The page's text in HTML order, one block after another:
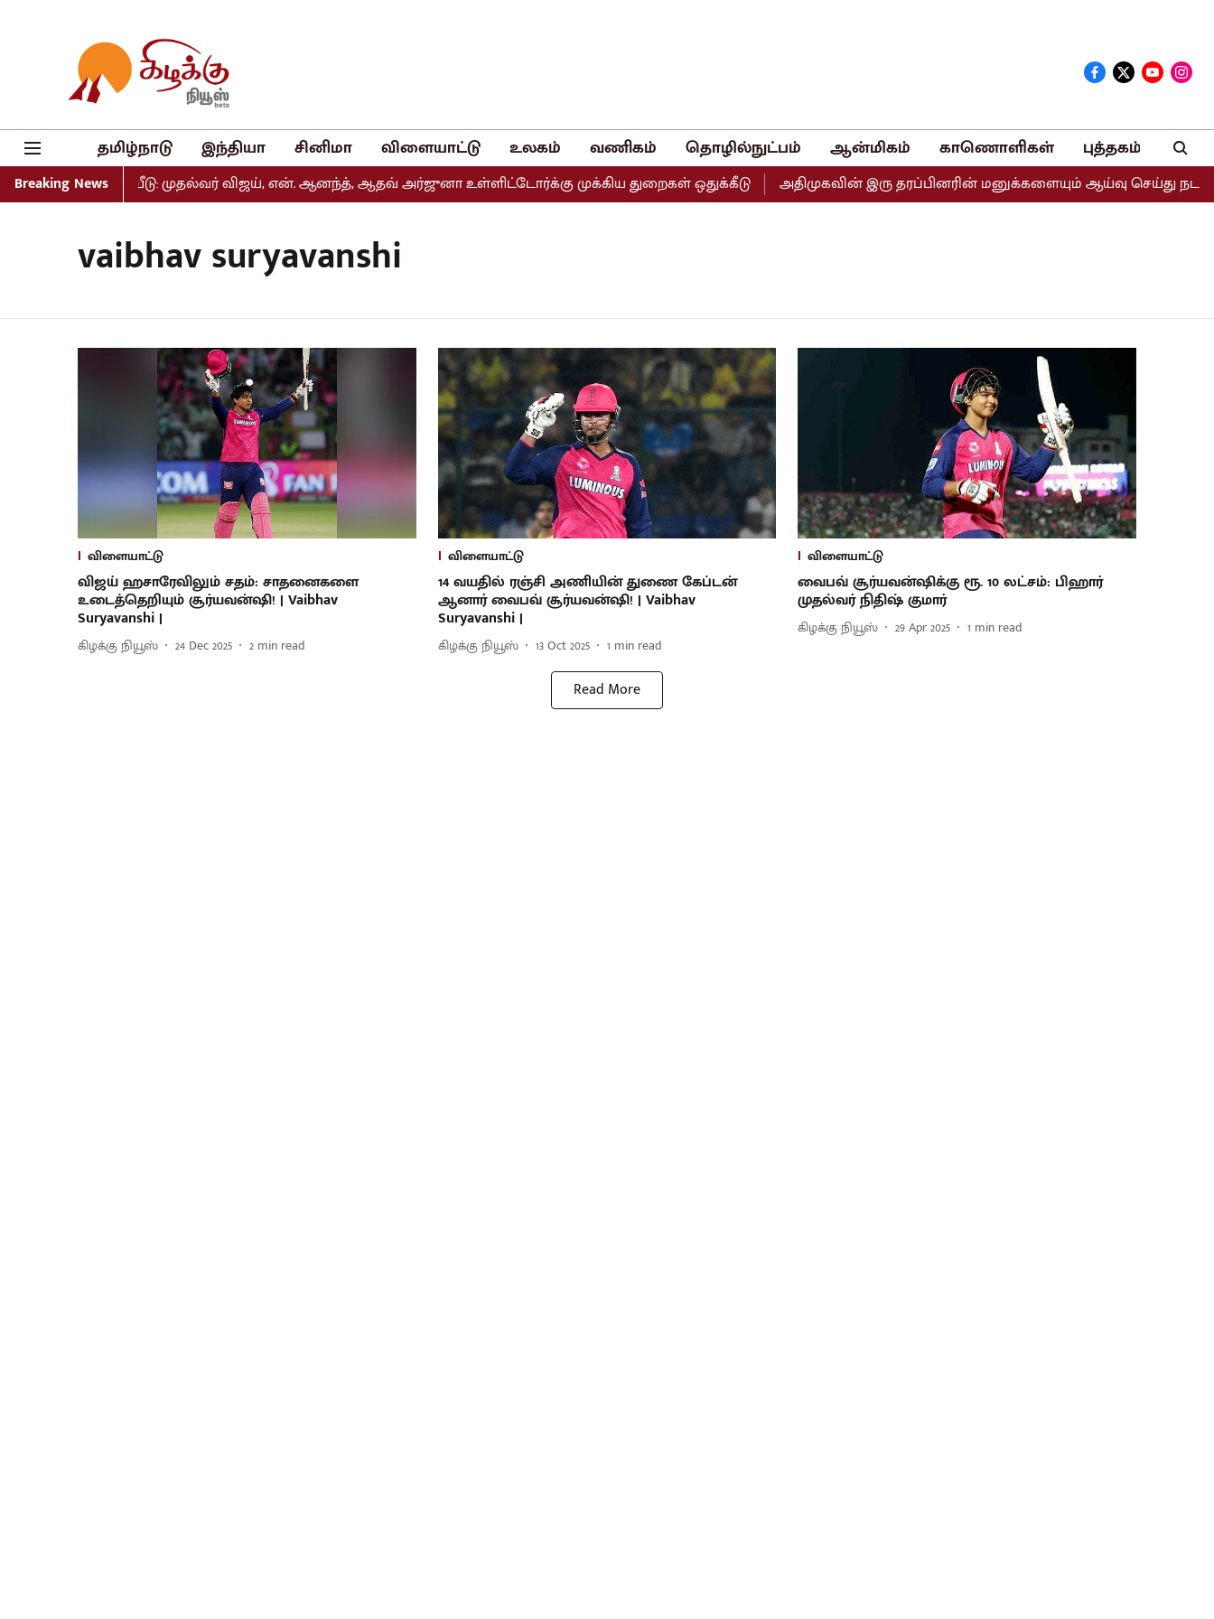
தமிழ்நாடு இந்தியா சினிமா விளையாட்டு உலகம் வணிகம் தொழில்நுட்பம் ஆன்மிகம் காணொளிகள் புத்தகம்
Breaking Newsவெளியீடு: முதல்வர் விஜய், என். ஆனந்த், ஆதவ் அர்ஜுனா உள்ளிட்டோர்க்கு முக்கிய துறைகள் ஒதுக்கீடு அதிமுகவின் இரு தரப்பினரின் மனுக்களையும் ஆய்வு செய்து
vaibhav suryavanshi
விளையாட்டு
விஜய் ஹசாரேவிலும் சதம்: சாதனைகளை
உடைத்தெறியும் சூர்யவன்ஷி! | Vaibhav
Suryavanshi |
கிழக்கு நியூஸ் 24 Dec 2025 2 min read
விளையாட்டு
14 வயதில் ரஞ்சி அணியின் துணை கேப்டன்
ஆனார் வைபவ் சூர்யவன்ஷி! | Vaibhav
Suryavanshi |
கிழக்கு நியூஸ் 13 Oct 2025 1 min read
விளையாட்டு
வைபவ் சூர்யவன்ஷிக்கு ரூ. 10 லட்சம்: பிஹார்
முதல்வர் நிதிஷ் குமார்
கிழக்கு நியூஸ் 29 Apr 2025 1 min read
Read More